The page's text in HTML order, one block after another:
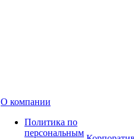
О компании
Политика по
персональным